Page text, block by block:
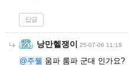
답글
낭만헬쟁이 25-07-06 11:18
@주웰 움파 룸파 군대 인가요?